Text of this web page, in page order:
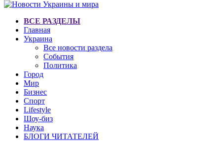
ВСЕ РАЗДЕЛЫ
Главная
Украина
Все новости раздела
События
Политика
Город
Мир
Бизнес
Спорт
Lifestyle
Шоу-биз
Наука
БЛОГИ ЧИТАТЕЛЕЙ